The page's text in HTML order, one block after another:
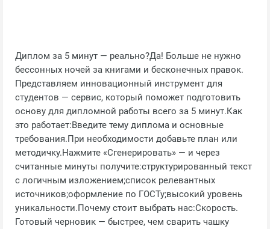
Диплом за 5 минут — реально?Да! Больше не нужно
бессонных ночей за книгами и бесконечных правок.
Представляем инновационный инструмент для
студентов — сервис, который поможет подготовить
основу для дипломной работы всего за 5 минут.Как
это работает:Введите тему диплома и основные
требования.При необходимости добавьте план или
методичку.Нажмите «Сгенерировать» — и через
считанные минуты получите:структурированный текст
с логичным изложением;список релевантных
источников;оформление по ГОСТу;высокий уровень
уникальности.Почему стоит выбрать нас:Скорость.
Готовый черновик — быстрее, чем сварить чашку